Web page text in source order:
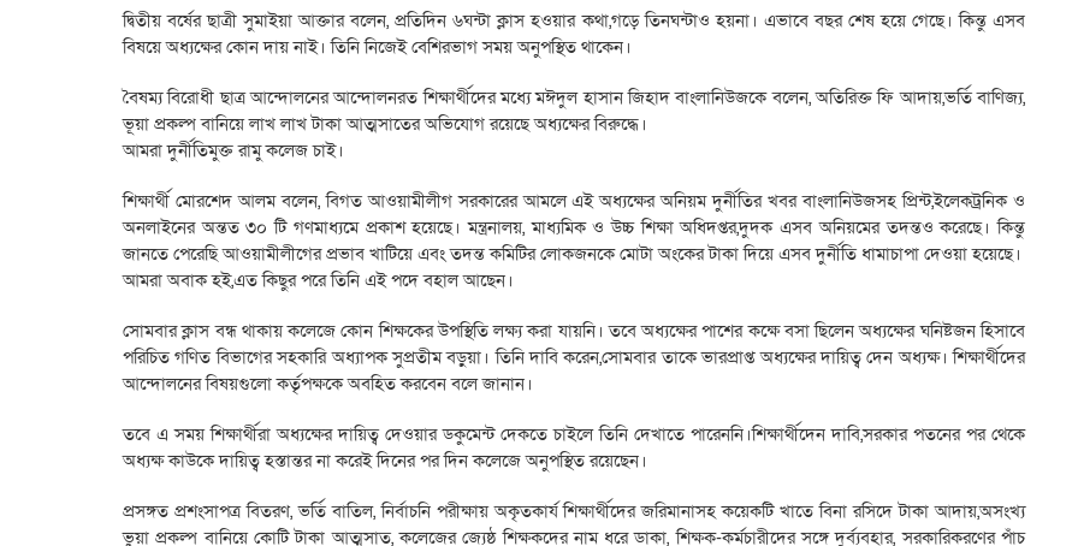
দ্বিতীয় বর্ষের ছাত্রী সুমাইয়া আক্তার বলেন, প্রতিদিন ৬ঘন্টা ক্লাস হওয়ার কথা,গড়ে তিনঘন্টাও হয়না। এভাবে বছর শেষ হয়ে গেছে। কিন্তু এসব
বিষয়ে অধ্যক্ষের কোন দায় নাই। তিনি নিজেই বেশিরভাগ সময় অনুপস্থিত থাকেন।
বৈষম্য বিরোধী ছাত্র আন্দোলনের আন্দোলনরত শিক্ষার্থীদের মধ্যে মঈদুল হাসান জিহাদ বাংলানিউজকে বলেন, অতিরিক্ত ফি আদায়,ভর্তি বাণিজ্য,
ভূয়া প্রকল্প বানিয়ে লাখ লাখ টাকা আত্মসাতের অভিযোগ রয়েছে অধ্যক্ষের বিরুদ্ধে।
আমরা দুর্নীতিমুক্ত রামু কলেজ চাই।
শিক্ষার্থী মোরশেদ আলম বলেন, বিগত আওয়ামীলীগ সরকারের আমলে এই অধ্যক্ষের অনিয়ম দুর্নীতির খবর বাংলানিউজসহ প্রিন্ট,ইলেকট্রনিক ও
অনলাইনের অন্তত ৩০ টি গণমাধ্যমে প্রকাশ হয়েছে। মন্ত্রনালয়, মাধ্যমিক ও উচ্চ শিক্ষা অধিদপ্তর,দুদক এসব অনিয়মের তদন্তও করেছে। কিন্তু
জানতে পেরেছি আওয়ামীলীগের প্রভাব খাটিয়ে এবং তদন্ত কমিটির লোকজনকে মোটা অংকের টাকা দিয়ে এসব দুর্নীতি ধামাচাপা দেওয়া হয়েছে।
আমরা অবাক হই,এত কিছুর পরে তিনি এই পদে বহাল আছেন।
সোমবার ক্লাস বন্ধ থাকায় কলেজে কোন শিক্ষকের উপস্থিতি লক্ষ্য করা যায়নি। তবে অধ্যক্ষের পাশের কক্ষে বসা ছিলেন অধ্যক্ষের ঘনিষ্টজন হিসাবে
পরিচিত গণিত বিভাগের সহকারি অধ্যাপক সুপ্রতীম বড়ুয়া। তিনি দাবি করেন,সোমবার তাকে ভারপ্রাপ্ত অধ্যক্ষের দায়িত্ব দেন অধ্যক্ষ। শিক্ষার্থীদের
আন্দোলনের বিষয়গুলো কর্তৃপক্ষকে অবহিত করবেন বলে জানান।
তবে এ সময় শিক্ষার্থীরা অধ্যক্ষের দায়িত্ব দেওয়ার ডকুমেন্ট দেকতে চাইলে তিনি দেখাতে পারেননি।শিক্ষার্থীদেন দাবি,সরকার পতনের পর থেকে
অধ্যক্ষ কাউকে দায়িত্ব হস্তান্তর না করেই দিনের পর দিন কলেজে অনুপস্থিত রয়েছেন।
প্রসঙ্গত প্রশংসাপত্র বিতরণ, ভর্তি বাতিল, নির্বাচনি পরীক্ষায় অকৃতকার্য শিক্ষার্থীদের জরিমানাসহ কয়েকটি খাতে বিনা রসিদে টাকা আদায়,অসংখ্য
ভুয়া প্রকল্প বানিয়ে কোটি টাকা আত্মসাত, কলেজের জ্যেষ্ঠ শিক্ষকদের নাম ধরে ডাকা, শিক্ষক-কর্মচারীদের সঙ্গে দুর্ব্যবহার, সরকারিকরণের পাঁচ